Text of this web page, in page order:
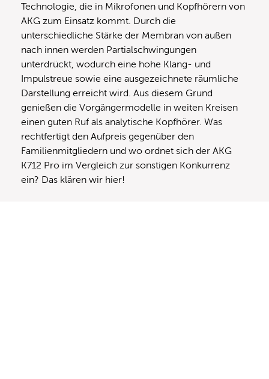
Technologie, die in Mikrofonen und Kopfhörern von
AKG zum Einsatz kommt. Durch die
unterschiedliche Stärke der Membran von außen
nach innen werden Partialschwingungen
unterdrückt, wodurch eine hohe Klang- und
Impulstreue sowie eine ausgezeichnete räumliche
Darstellung erreicht wird. Aus diesem Grund
genießen die Vorgängermodelle in weiten Kreisen
einen guten Ruf als analytische Kopfhörer. Was
rechtfertigt den Aufpreis gegenüber den
Familienmitgliedern und wo ordnet sich der AKG
K712 Pro im Vergleich zur sonstigen Konkurrenz
ein? Das klären wir hier!